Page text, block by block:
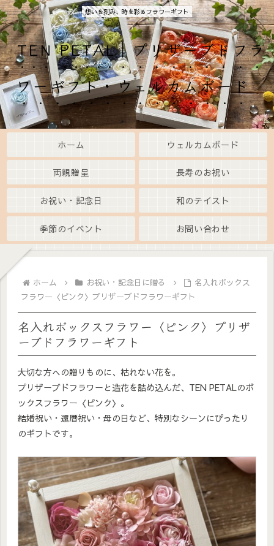
想いを刻み、時を彩るフラワーギフト
TEN PETAL｜プリザーブドフラ
ワーギフト・ウェルカムボード
ホーム ウェルカムボード
両親贈呈 長寿のお祝い
お祝い・記念日 和のテイスト
季節のイベント お問い合わせ
ホーム お祝い・記念日に贈る
名入れボックス
フラワー〈ピンク〉プリザーブドフラワーギフト
名入れボックスフラワー〈ピンク〉プリザ
ーブドフラワーギフト
大切な方への贈りものに、枯れない花を。
プリザーブドフラワーと造花を詰め込んだ、TEN PETALのボ
ックスフラワー〈ピンク〉。
結婚祝い・還暦祝い・母の日など、特別なシーンにぴったり
のギフトです。